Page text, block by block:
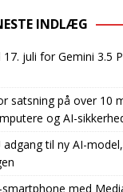
INDLÆG
juli for Gemini 3.5
satsning på over 10
og AI-
adgang til ny AI-
smartphone med